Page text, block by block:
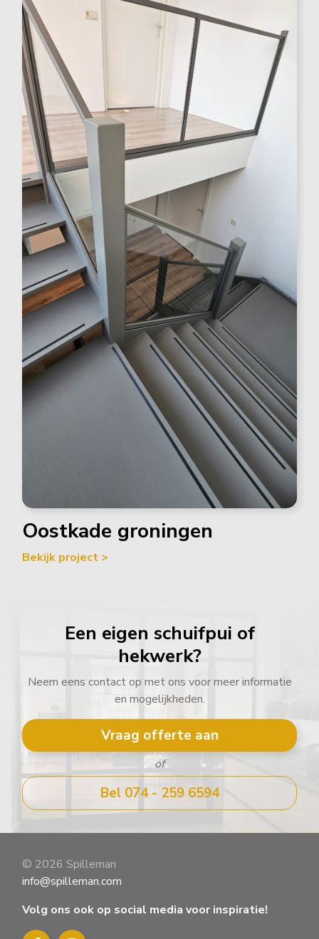
Oostkade groningen
Bekijk project >
Een eigen schuifpui of
hekwerk?
Neem eens contact op met ons voor meer informatie
en mogelijkheden.
Vraag offerte aan
of
Bel 074 - 259 6594
© 2026 Spilleman
info@spilleman.com
Volg ons ook op social media voor inspiratie!